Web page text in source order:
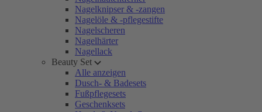
Nagelknipser & -zangen
Nagelöle & -pflegestifte
Nagelscheren
Nagelhärter
Nagellack
Beauty Set
Alle anzeigen
Dusch- & Badesets
Fußpflegesets
Geschenksets